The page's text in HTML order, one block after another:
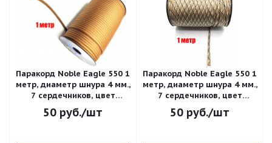
Паракорд Noble Eagle 550 1
метр, диаметр шнура 4 мм.,
7 сердечников, цвет
коричневый
50 руб./шт
Паракорд Noble Eagle 550 1
метр, диаметр шнура 4 мм.,
7 сердечников, цвет
"Пустыня"
50 руб./шт